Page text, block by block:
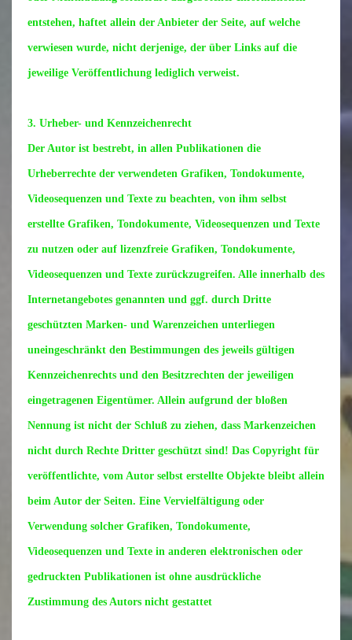
entstehen, haftet allein der Anbieter der Seite, auf welche
verwiesen wurde, nicht derjenige, der über Links auf die
jeweilige Veröffentlichung lediglich verweist.
3. Urheber- und Kennzeichenrecht
Der Autor ist bestrebt, in allen Publikationen die
Urheberrechte der verwendeten Grafiken, Tondokumente,
Videosequenzen und Texte zu beachten, von ihm selbst
erstellte Grafiken, Tondokumente, Videosequenzen und Texte
zu nutzen oder auf lizenzfreie Grafiken, Tondokumente,
Videosequenzen und Texte zurückzugreifen. Alle innerhalb des
Internetangebotes genannten und ggf. durch Dritte
geschützten Marken- und Warenzeichen unterliegen
uneingeschränkt den Bestimmungen des jeweils gültigen
Kennzeichenrechts und den Besitzrechten der jeweiligen
eingetragenen Eigentümer. Allein aufgrund der bloßen
Nennung ist nicht der Schluß zu ziehen, dass Markenzeichen
nicht durch Rechte Dritter geschützt sind! Das Copyright für
veröffentlichte, vom Autor selbst erstellte Objekte bleibt allein
beim Autor der Seiten. Eine Vervielfältigung oder
Verwendung solcher Grafiken, Tondokumente,
Videosequenzen und Texte in anderen elektronischen oder
gedruckten Publikationen ist ohne ausdrückliche
Zustimmung des Autors nicht gestattet